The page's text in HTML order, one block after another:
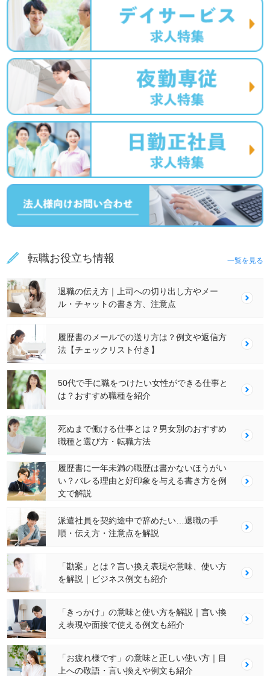
転職お役立ち情報 一覧を見る
退職の伝え方｜上司への切り出し方やメー
ル・チャットの書き方、注意点
履歴書のメールでの送り方は？例文や返信方
法【チェックリスト付き】
50代で手に職をつけたい女性ができる仕事と
は？おすすめ職種を紹介
死ぬまで働ける仕事とは？男女別のおすすめ
職種と選び方・転職方法
履歴書に一年未満の職歴は書かないほうがい
い？バレる理由と好印象を与える書き方を例
文で解説
派遣社員を契約途中で辞めたい…退職の手
順・伝え方・注意点を解説
「勘案」とは？言い換え表現や意味、使い方
を解説｜ビジネス例文も紹介
「きっかけ」の意味と使い方を解説｜言い換
え表現や面接で使える例文も紹介
「お疲れ様です」の意味と正しい使い方｜目
上への敬語・言い換えや例文も紹介